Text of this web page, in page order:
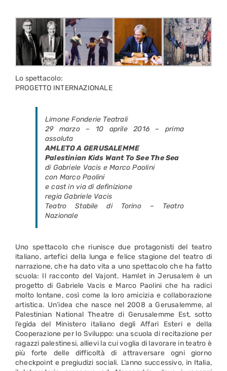
Lo spettacolo:
PROGETTO INTERNAZIONALE
Limone Fonderie Teatrali
29 marzo – 10 aprile 2016 – prima
assoluta
AMLETO A GERUSALEMME
Palestinian Kids Want To See The Sea
di Gabriele Vacis e Marco Paolini
con Marco Paolini
e cast in via di definizione
regia Gabriele Vacis
Teatro Stabile di Torino – Teatro
Nazionale
Uno spettacolo che riunisce due protagonisti del teatro
italiano, artefici della lunga e felice stagione del teatro di
narrazione, che ha dato vita a uno spettacolo che ha fatto
scuola: Il racconto del Vajont. Hamlet in Jerusalem è un
progetto di Gabriele Vacis e Marco Paolini che ha radici
molto lontane, così come la loro amicizia e collaborazione
artistica. Un’idea che nasce nel 2008 a Gerusalemme, al
Palestinian National Theatre di Gerusalemme Est, sotto
l’egida del Ministero italiano degli Affari Esteri e della
Cooperazione per lo Sviluppo: una scuola di recitazione per
ragazzi palestinesi, allievi la cui voglia di lavorare in teatro è
più forte delle difficoltà di attraversare ogni giorno
checkpoint e pregiudizi sociali. L’anno successivo, in Italia,